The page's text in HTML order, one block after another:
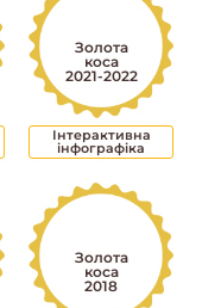
Золота
коса
2021-2022
Інтерактивна
інфографіка
Золота
коса
2018